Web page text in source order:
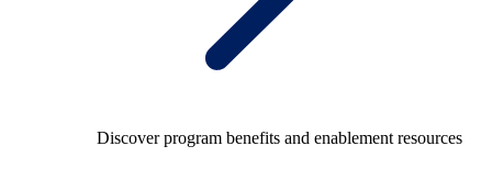
Discover program benefits and enablement resources